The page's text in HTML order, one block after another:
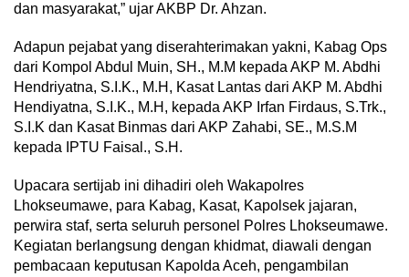
dan masyarakat,” ujar AKBP Dr. Ahzan.
Adapun pejabat yang diserahterimakan yakni, Kabag Ops
dari Kompol Abdul Muin, SH., M.M kepada AKP M. Abdhi
Hendriyatna, S.I.K., M.H, Kasat Lantas dari AKP M. Abdhi
Hendiyatna, S.I.K., M.H, kepada AKP Irfan Firdaus, S.Trk.,
S.I.K dan Kasat Binmas dari AKP Zahabi, SE., M.S.M
kepada IPTU Faisal., S.H.
Upacara sertijab ini dihadiri oleh Wakapolres
Lhokseumawe, para Kabag, Kasat, Kapolsek jajaran,
perwira staf, serta seluruh personel Polres Lhokseumawe.
Kegiatan berlangsung dengan khidmat, diawali dengan
pembacaan keputusan Kapolda Aceh, pengambilan